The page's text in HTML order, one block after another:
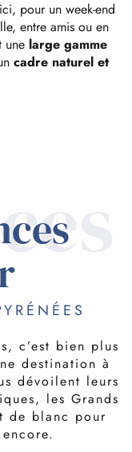
pour un week-end
entre amis ou en
une large gamme
cadre naturel et
c’est bien plus
destination à
dévoilent leurs
les Grands
de blanc pour